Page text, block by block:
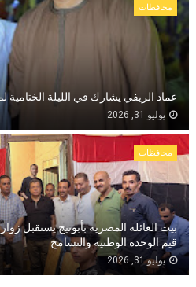
محافظات
عماد الريفي يشارك في الليلة الختامية
يوليو 31, 2026
محافظات
بيت العائلة المصرية بأبوتيج يستقبل
قيم الوحدة الوطنية والتسامح
يوليو 31, 2026